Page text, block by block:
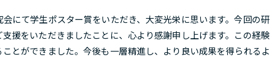
にて学生ポスター賞をいただき、大変光栄に思います。今回の研
援をいただきましたことに、心より感謝申し上げます。この経験
とができました。今後も一層精進し、より良い成果を得られるよ